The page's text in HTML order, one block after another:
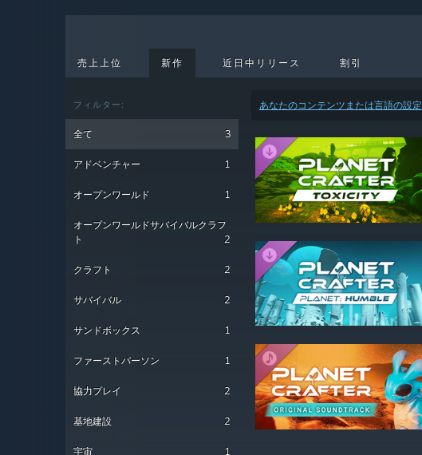
売上上位 新作 近日中リリース 割引
フィルター:
全て 3
アドベンチャー 1
オープンワールド 1
オープンワールドサバイバルクラフ
ト
2
クラフト 2
サバイバル 2
サンドボックス 1
ファーストパーソン 1
協力プレイ 2
基地建設 2
宇宙 1
あなたのコンテンツまたは言語の設定